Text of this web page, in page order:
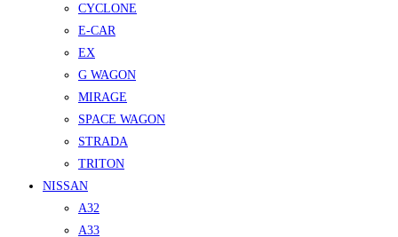
CYCLONE
E-CAR
EX
G WAGON
MIRAGE
SPACE WAGON
STRADA
TRITON
NISSAN
A32
A33